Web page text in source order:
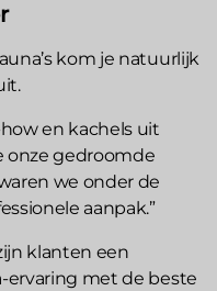
kom je natuurlijk
en kachels uit
onze gedroomde
we onder de
aanpak.”
klanten een
ervaring met de beste